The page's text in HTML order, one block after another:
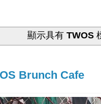
顯示具有 TWOS
Brunch Cafe